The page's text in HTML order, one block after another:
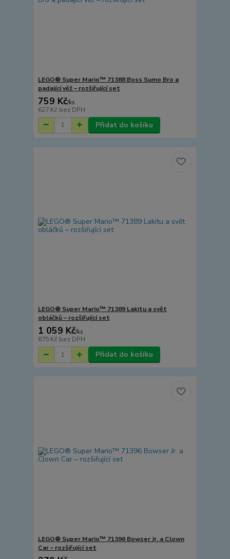
LEGO® Super Mario™ 71388 Boss Sumo Bro a
padající věž – rozšiřující set
759 Kč/ks
627 Kč bez DPH
Přidat do košíku
LEGO® Super Mario™ 71389 Lakitu a svět
obláčků – rozšiřující set
1 059 Kč/ks
875 Kč bez DPH
Přidat do košíku
LEGO® Super Mario™ 71396 Bowser Jr. a Clown
Car – rozšiřující set